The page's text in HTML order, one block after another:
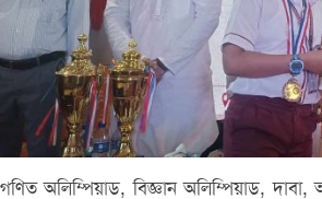
গণিত অলিম্পিয়াড, বিজ্ঞান অলিম্পিয়াড,